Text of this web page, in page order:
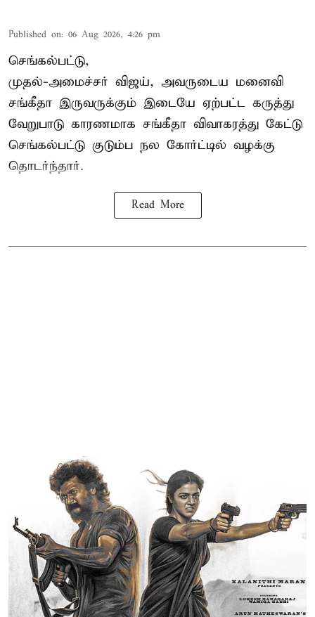
Published on: 06 Aug 2026, 4:26 pm
செங்கல்பட்டு,
முதல்-அமைச்சர் விஜய், அவருடைய மனைவி
சங்கீதா இருவருக்கும் இடையே ஏற்பட்ட கருத்து
வேறுபாடு காரணமாக சங்கீதா விவாகரத்து கேட்டு
செங்கல்பட்டு குடும்ப நல கோர்ட்டில் வழக்கு
தொடர்ந்தார்.
Read More